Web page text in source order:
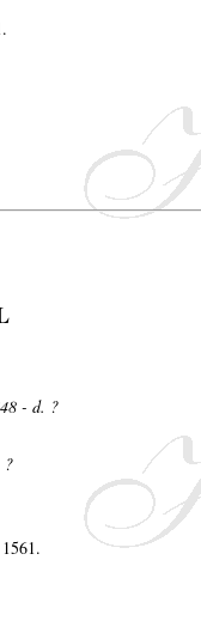
- d. ?
?